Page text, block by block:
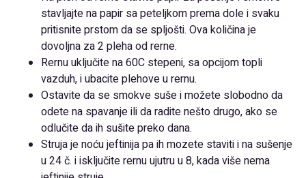
stavljajte na papir sa peteljkom prema dole i svaku
pritisnite prstom da se spljošti. Ova količina je
dovoljna za 2 pleha od rerne.
Rernu uključite na 60C stepeni, sa opcijom topli
vazduh, i ubacite plehove u rernu.
Ostavite da se smokve suše i možete slobodno da
odete na spavanje ili da radite nešto drugo, ako se
odlučite da ih sušite preko dana.
Struja je noću jeftinija pa ih mozete staviti i na sušenje
u 24 č. i isključite rernu ujutru u 8, kada više nema